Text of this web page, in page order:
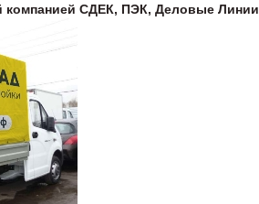
компанией СДЕК, ПЭК, Деловые Линии